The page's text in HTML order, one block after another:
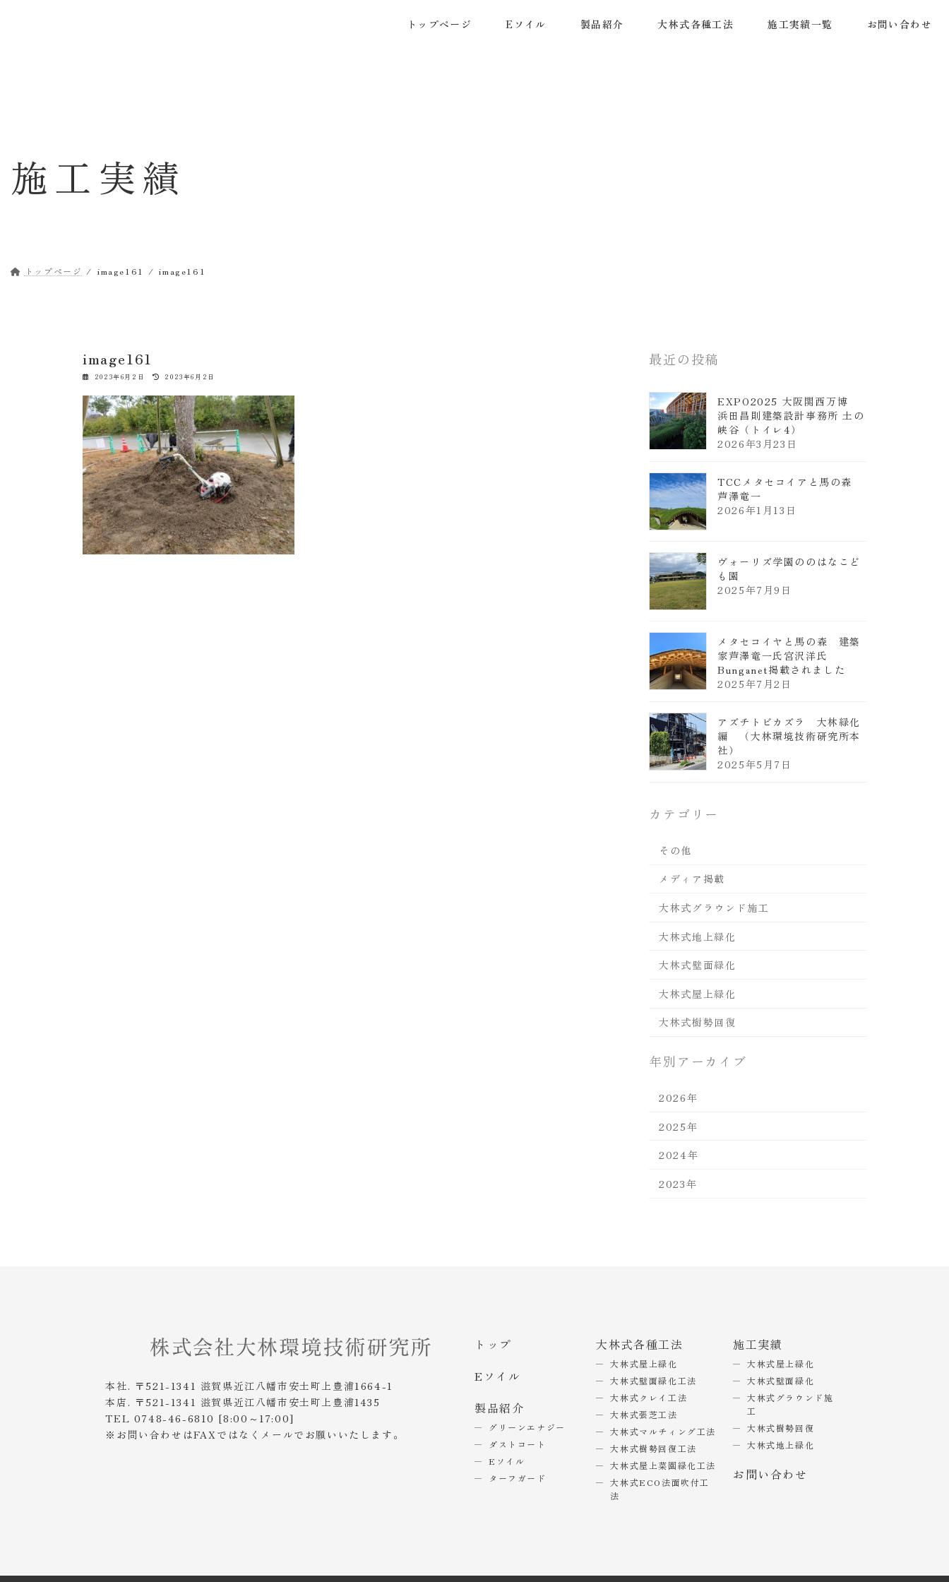
トップページ Eソイル 製品紹介 大林式各種工法 施工実績一覧 お問い合わせ
施工実績
トップページ image161 image161
image161
2023年6月2日
最
更
新
日
時
:
2023年6月2日
最近の投稿
EXPO2025 大阪関西万博
浜田昌則建築設計事務所 土の
峡谷（トイレ4）
2026年3月23日
TCCメタセコイアと馬の森
芦澤竜一
2026年1月13日
ヴォーリズ学園ののはなこど
も園
2025年7月9日
メタセコイヤと馬の森 建築
家芦澤竜一氏宮沢洋氏
Bunganet掲載されました
2025年7月2日
アズチトビカズラ 大林緑化
編 （大林環境技術研究所本
社）
2025年5月7日
カテゴリー
その他
メディア掲載
大林式グラウンド施工
大林式地上緑化
大林式壁面緑化
大林式屋上緑化
大林式樹勢回復
年別アーカイブ
2026年
2025年
2024年
2023年
本社. 〒521-1341 滋賀県近江八幡市安土町上豊浦1664-1
本店. 〒521-1341 滋賀県近江八幡市安土町上豊浦1435
TEL 0748-46-6810 [8:00～17:00]
※お問い合わせはFAXではなくメールでお願いいたします。
トップ
Eソイル
製品紹介
グリーンエナジー
ダストコート
Eソイル
ターフガード
大林式各種工法
大林式屋上緑化
大林式壁面緑化工法
大林式クレイ工法
大林式張芝工法
大林式マルチィング工法
大林式樹勢回復工法
大林式屋上菜園緑化工法
大林式ECO法面吹付工
法
施工実績
大林式屋上緑化
大林式壁面緑化
大林式グラウンド施
工
大林式樹勢回復
大林式地上緑化
お問い合わせ